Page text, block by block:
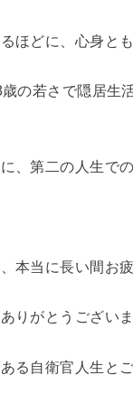
ほどに、心身と
の若さで隠居生
、第二の人生で
本当に長い間お
りがとうございま
る自衛官人生と